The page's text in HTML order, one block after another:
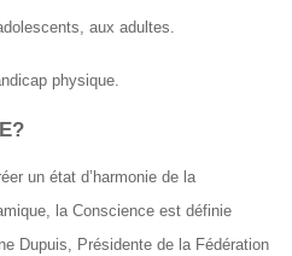
aux adultes.
physique.
un état d’harmonie de la
la Conscience est définie
Dupuis, Présidente de la Fédération